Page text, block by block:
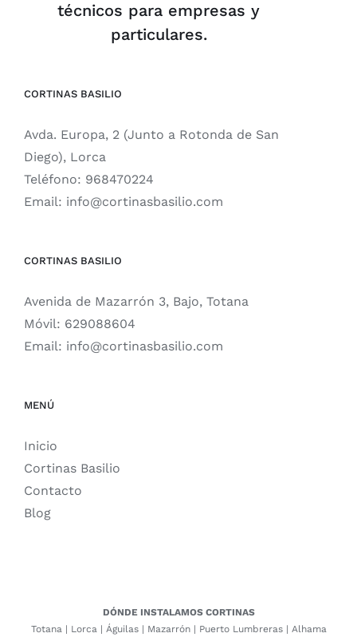
técnicos para empresas y
particulares.
CORTINAS BASILIO
Avda. Europa, 2 (Junto a Rotonda de San
Diego), Lorca
Teléfono: 968470224
Email: info@cortinasbasilio.com
CORTINAS BASILIO
Avenida de Mazarrón 3, Bajo, Totana
Móvil: 629088604
Email: info@cortinasbasilio.com
MENÚ
Inicio
Cortinas Basilio
Contacto
Blog
DÓNDE INSTALAMOS CORTINAS
Totana| Lorca| Águilas| Mazarrón| Puerto Lumbreras| Alhama